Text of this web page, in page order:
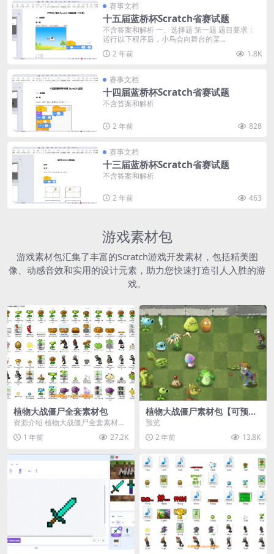
赛事文档
十五届蓝桥杯Scratch省赛试题
不含答案和解析 一、选择题 第一题 题目要求：
运行以下程序后，小鸟会向舞台的某...
2 年前
1.8K
赛事文档
十四届蓝桥杯Scratch省赛试题
不含答案和解析
2 年前 828
赛事文档
十三届蓝桥杯Scratch省赛试题
不含答案和解析
2 年前 463
游戏素材包
游戏素材包汇集了丰富的Scratch游戏开发素材，包括精美图
像、动感音效和实用的设计元素，助力您快速打造引人入胜的游
戏。
植物大战僵尸全套素材包
资源介绍 植物大战僵尸全套素材
包，包含227个丰富多样的素材，
涵盖角色、背景、动...
1 年前 27.2K
植物大战僵尸素材包【可预
览】
预览
2 年前
13.8K